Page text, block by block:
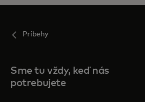
Príbehy
Sme tu vždy, keď nás
potrebujete